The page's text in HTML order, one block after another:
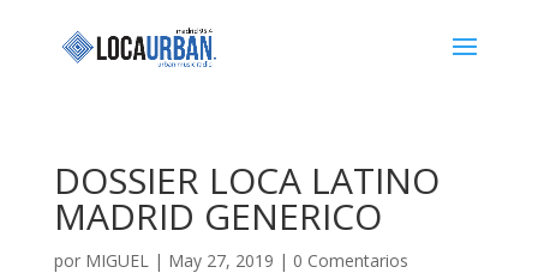
DOSSIER LOCA LATINO
MADRID GENERICO
por MIGUEL| May 27, 2019 | 0 Comentarios